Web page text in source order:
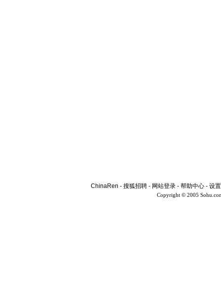
ChinaRen - 搜狐招聘 - 网站登录 - 帮助中心 - 设
Copyright © 2005